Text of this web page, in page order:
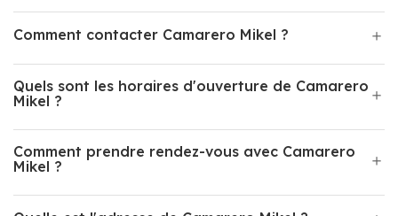
Comment contacter Camarero Mikel ?
Quels sont les horaires d'ouverture de Camarero
Mikel ?
Comment prendre rendez-vous avec Camarero
Mikel ?